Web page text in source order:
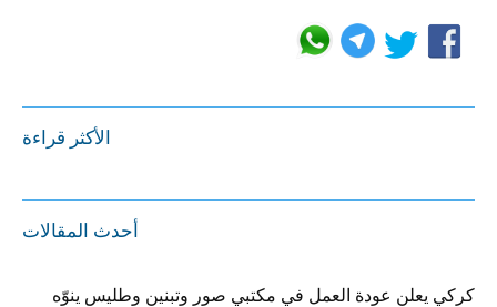
الأكثر قراءة
أحدث المقالات
كركي يعلن عودة العمل في مكتبي صور وتبنين وطليس ينوّه